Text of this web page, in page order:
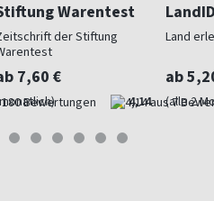
Warentest
der Stiftung
7,60 €
4,14
Land
ab
(alle 2